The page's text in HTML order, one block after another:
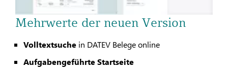
Mehrwerte der neuen Version
Volltextsuche in DATEV Belege online
Aufgabengeführte Startseite